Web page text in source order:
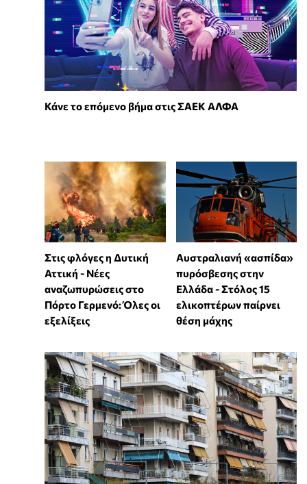
Κάνε το επόμενο βήμα στις ΣΑΕΚ ΑΛΦΑ
Στις φλόγες η Δυτική
Αττική - Νέες
αναζωπυρώσεις στο
Πόρτο Γερμενό: Όλες οι
εξελίξεις
Αυστραλιανή «ασπίδα»
πυρόσβεσης στην
Ελλάδα - Στόλος 15
ελικοπτέρων παίρνει
θέση μάχης